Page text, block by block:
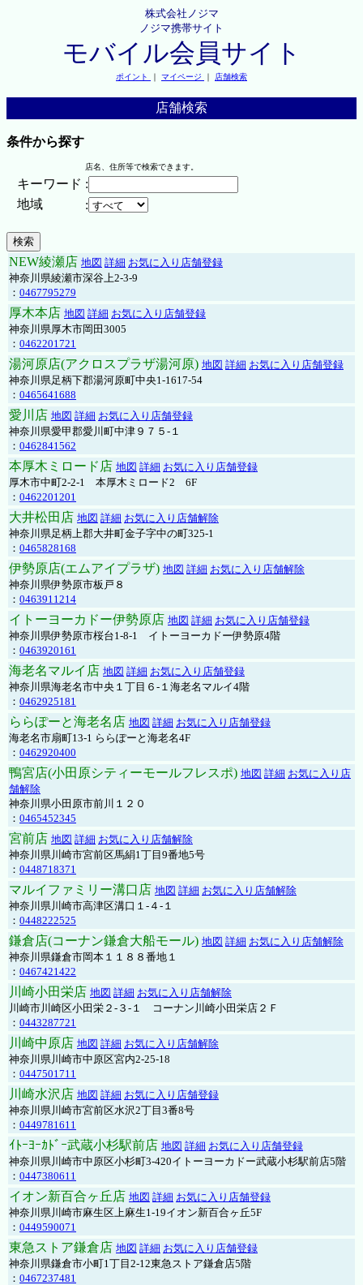
株式会社ノジマ
ノジマ携帯サイト
モバイル会員サイト
ポイント ｜ マイページ ｜ 店舗検索
店舗検索
条件から探す
店名、住所等で検索できます。
キーワード :
地域
:
NEW綾瀬店 地図 詳細 お気に入り店舗登録
神奈川県綾瀬市深谷上2-3-9
： 0467795279
厚木本店 地図 詳細 お気に入り店舗登録
神奈川県厚木市岡田3005
： 0462201721
湯河原店(アクロスプラザ湯河原) 地図 詳細 お気に入り店舗登録
神奈川県足柄下郡湯河原町中央1-1617-54
： 0465641688
愛川店 地図 詳細 お気に入り店舗登録
神奈川県愛甲郡愛川町中津９７５-１
： 0462841562
本厚木ミロード店 地図 詳細 お気に入り店舗登録
厚木市中町2-2-1 本厚木ミロード2 6F
： 0462201201
大井松田店 地図 詳細 お気に入り店舗解除
神奈川県足柄上郡大井町金子字中の町325-1
： 0465828168
伊勢原店(エムアイプラザ) 地図 詳細 お気に入り店舗解除
神奈川県伊勢原市板戸８
： 0463911214
イトーヨーカドー伊勢原店 地図 詳細 お気に入り店舗登録
神奈川県伊勢原市桜台1-8-1 イトーヨーカドー伊勢原4階
： 0463920161
海老名マルイ店 地図 詳細 お気に入り店舗登録
神奈川県海老名市中央１丁目６-１海老名マルイ4階
： 0462925181
ららぽーと海老名店 地図 詳細 お気に入り店舗登録
海老名市扇町13-1 ららぽーと海老名4F
： 0462920400
鴨宮店(小田原シティーモールフレスポ) 地図 詳細 お気に入り店
舗解除
神奈川県小田原市前川１２０
： 0465452345
宮前店 地図 詳細 お気に入り店舗解除
神奈川県川崎市宮前区馬絹1丁目9番地5号
： 0448718371
マルイファミリー溝口店 地図 詳細 お気に入り店舗解除
神奈川県川崎市高津区溝口１-４-１
： 0448222525
鎌倉店(コーナン鎌倉大船モール) 地図 詳細 お気に入り店舗解除
神奈川県鎌倉市岡本１１８８番地１
： 0467421422
川崎小田栄店 地図 詳細 お気に入り店舗解除
川崎市川崎区小田栄２‐３‐１ コーナン川崎小田栄店２Ｆ
： 0443287721
川崎中原店 地図 詳細 お気に入り店舗解除
神奈川県川崎市中原区宮内2-25-18
： 0447501711
川崎水沢店 地図 詳細 お気に入り店舗登録
神奈川県川崎市宮前区水沢2丁目3番8号
： 0449781611
ｲﾄｰﾖｰｶﾄﾞｰ武蔵小杉駅前店 地図 詳細 お気に入り店舗登録
神奈川県川崎市中原区小杉町3-420イトーヨーカドー武蔵小杉駅前店5階
： 0447380611
イオン新百合ヶ丘店 地図 詳細 お気に入り店舗登録
神奈川県川崎市麻生区上麻生1-19イオン新百合ヶ丘5F
： 0449590071
東急ストア鎌倉店 地図 詳細 お気に入り店舗登録
神奈川県鎌倉市小町1丁目2-12東急ストア鎌倉店5階
： 0467237481